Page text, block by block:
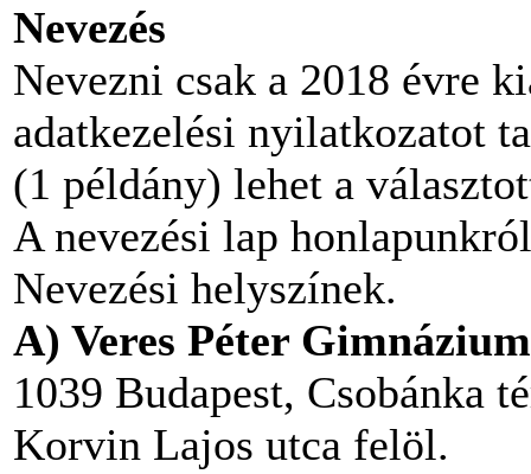
Nevezés
Nevezni csak a 2018 évre
adatkezelési nyilatkozatot
(1 példány) lehet a
A nevezési lap
Nevezési helyszínek.
A) Veres Péter Gimnázium
1039 Budapest, Csobánka
Korvin Lajos utca felöl.